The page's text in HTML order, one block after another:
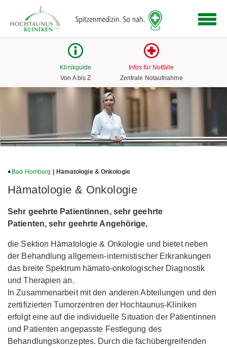
Link
zur
Startseite
Klinikguide
Von A bis Z
Infos für Notfälle
Zentrale Notaufnahme
Bad Homburg | Hämatologie & Onkologie
Hämatologie & Onkologie
Sehr geehrte Patientinnen, sehr geehrte
Patienten, sehr geehrte Angehörige,
die Sektion Hämatologie & Onkologie und bietet neben
der Behandlung allgemein-internistischer Erkrankungen
das breite Spektrum hämato-onkologischer Diagnostik
und Therapien an.
In Zusammenarbeit mit den anderen Abteilungen und den
zertifizierten Tumorzentren der Hochtaunus-Kliniken
erfolgt eine auf die individuelle Situation der Patientinnen
und Patienten angepasste Festlegung des
Behandlungskonzeptes. Durch die fachübergreifenden